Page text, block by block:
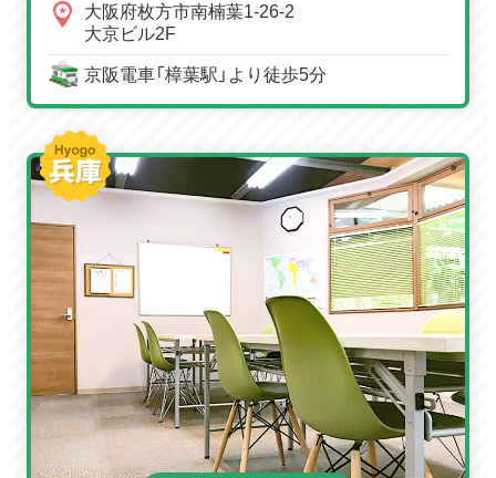
大阪府枚方市南楠葉1-26-2
大京ビル2F
京阪電車「樟葉駅」より徒歩5分